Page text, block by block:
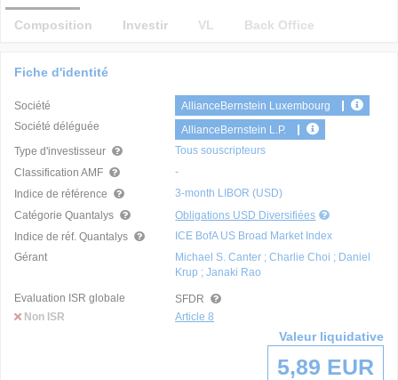
Composition Investir VL Back Office
Fiche d'identité
Société
AllianceBernstein Luxembourg
Société déléguée
AllianceBernstein L.P.
Type d'investisseur
Tous souscripteurs
Classification AMF
-
Indice de référence
3-month LIBOR (USD)
Catégorie Quantalys
Obligations USD Diversifiées
Indice de réf. Quantalys
ICE BofA US Broad Market Index
Gérant
Michael S. Canter ; Charlie Choi ; Daniel
Krup ; Janaki Rao
Evaluation ISR globale
Non ISR
SFDR
Article 8
Valeur liquidative
5,89 EUR